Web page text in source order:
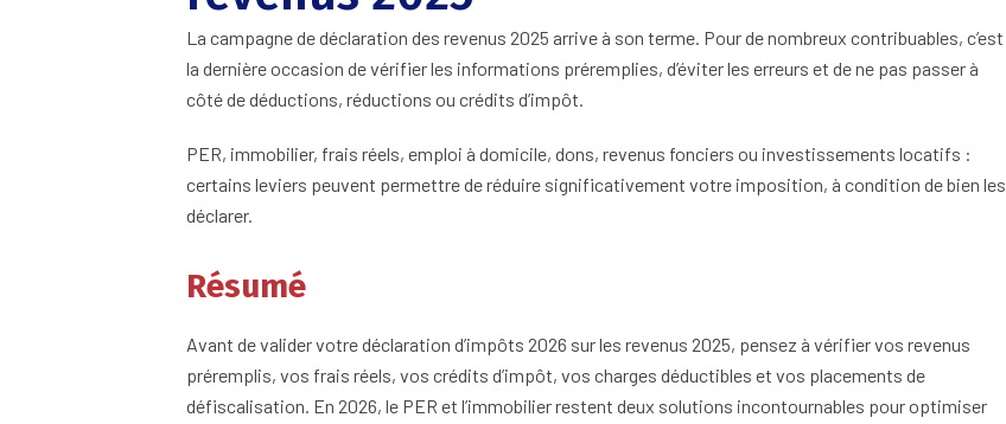
La campagne de déclaration des revenus 2025 arrive à son terme. Pour de nombreux contribuables, c’est
la dernière occasion de vérifier les informations préremplies, d’éviter les erreurs et de ne pas passer à
côté de déductions, réductions ou crédits d’impôt.
PER, immobilier, frais réels, emploi à domicile, dons, revenus fonciers ou investissements locatifs :
certains leviers peuvent permettre de réduire significativement votre imposition, à condition de bien les
déclarer.
Résumé
Avant de valider votre déclaration d’impôts 2026 sur les revenus 2025, pensez à vérifier vos revenus
préremplis, vos frais réels, vos crédits d’impôt, vos charges déductibles et vos placements de
défiscalisation. En 2026, le PER et l’immobilier restent deux solutions incontournables pour optimiser